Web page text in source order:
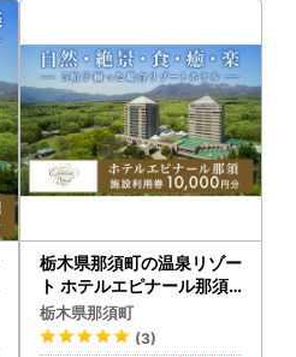
栃木県那須町の温泉リゾー
ト ホテルエピナール那須
施設利用券 10,000円分
｜宿泊 観光 〔P-29〕
栃木県那須町
(3)